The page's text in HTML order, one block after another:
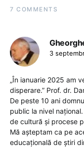
7 COMMENTS
3
„În ianuarie 2025 am
disperare.” Prof. dr.
De peste 10 ani
public la nivel
de cultură și procese
Mă așteptam ca pe
educațională de știri